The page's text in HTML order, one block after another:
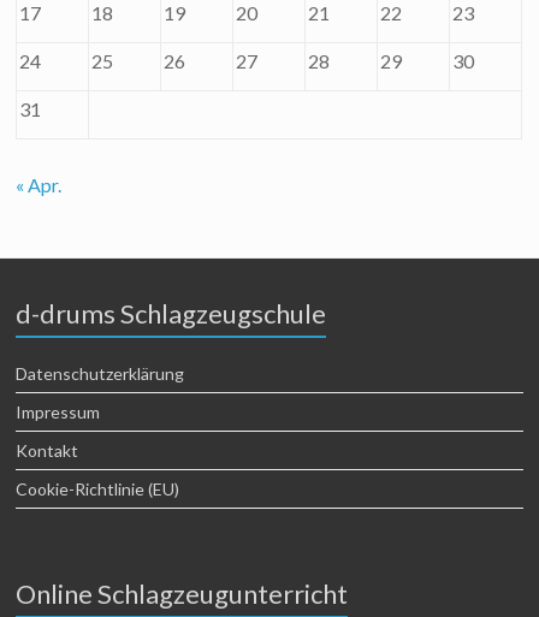
17 18 19 20 21 22 23
24 25 26 27 28 29 30
31
« Apr.
d-drums Schlagzeugschule
Datenschutzerklärung
Impressum
Kontakt
Cookie-Richtlinie (EU)
Online Schlagzeugunterricht